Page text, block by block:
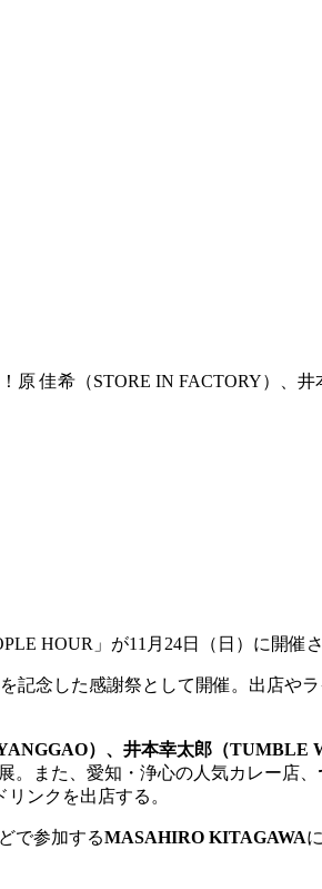
原 佳希（STORE IN FACTORY）
HOUR」が11 月 24日（日）に開催
記念した感謝祭として開催。 出店や
）、井本幸太郎（TUMBLE
。また、愛知・浄心の人気カレー店、
リンクを出店する。
で参加するMASAHIRO KITAGAWA